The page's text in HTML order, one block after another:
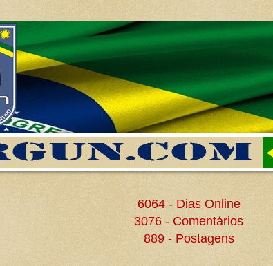
6064 - Dias Online
3076 - Comentários
889 - Postagens